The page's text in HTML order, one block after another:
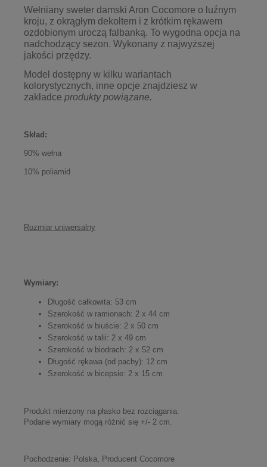
Wełniany sweter damski Aron Cocomore o luźnym
kroju, z okrągłym dekoltem i z krótkim rękawem
ozdobionym uroczą falbanką. To wygodna opcja na
nadchodzący sezon. Wykonany z najwyższej
jakości przędzy.
Model dostępny w kilku wariantach
kolorystycznych, inne opcje znajdziesz w
zakładce produkty powiązane.
Skład:
90% wełna
10% poliamid
Rozmiar uniwersalny
Wymiary:
Długość całkowita: 53 cm
Szerokość w ramionach: 2 x 44 cm
Szerokość w biuście: 2 x 50 cm
Szerokość w talii: 2 x 49 cm
Szerokość w biodrach: 2 x 52 cm
Długość rękawa (od pachy): 12 cm
Szerokość w bicepsie: 2 x 15 cm
Produkt mierzony na płasko bez rozciągania.
Podane wymiary mogą różnić się +/- 2 cm.
Pochodzenie: Polska, Producent Cocomore